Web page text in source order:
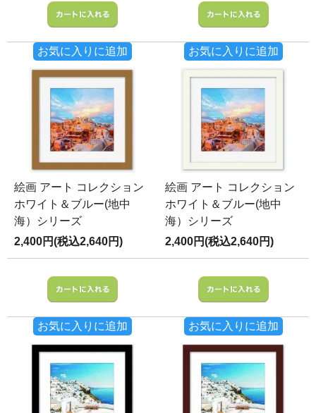
お気に入りに追加 お気に入りに追加
絵画 アート コレクション
ホワイト＆ブルー(地中
海）シリーズ
2,400円(税込2,640円)
お気に入りに追加
絵画 アート コレクション
ホワイト＆ブルー(地中
海）シリーズ
2,400円(税込2,640円)
お気に入りに追加